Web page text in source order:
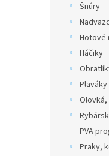
Šnúry
Hotové
Háčiky
Plaváky
PVA
Praky,